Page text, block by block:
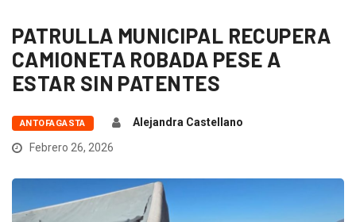
PATRULLA MUNICIPAL RECUPERA
CAMIONETA ROBADA PESE A
ESTAR SIN PATENTES
ANTOFAGASTA
Alejandra Castellano
Febrero 26, 2026